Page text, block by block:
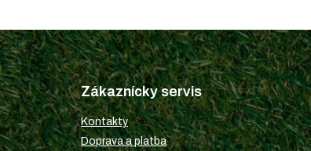
Z
á
p
ä
t
i
Zákaznícky servis
Kontakty
Doprava a platba